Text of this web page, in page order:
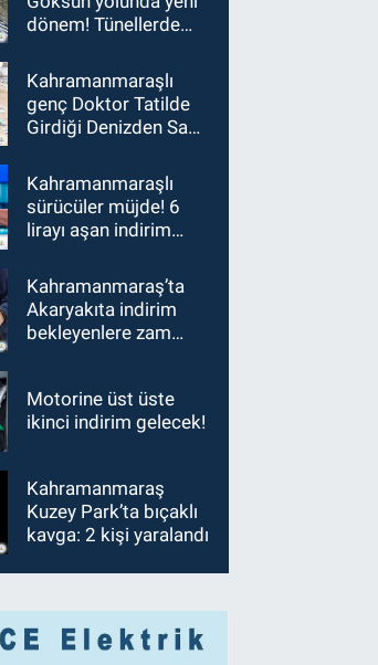
dönem! Tünellerde
uygulaması başladı
Kahramanmaraşlı
genç Doktor Tatilde
Girdiği Denizden Sağ
Kahramanmaraşlı
sürücüler müjde! 6
lirayı aşan indirim
Kahramanmaraş’ta
Akaryakıta indirim
bekleyenlere zam
Motorine üst üste
ikinci indirim gelecek!
Kahramanmaraş
Kuzey Park’ta bıçaklı
kavga: 2 kişi yaralandı